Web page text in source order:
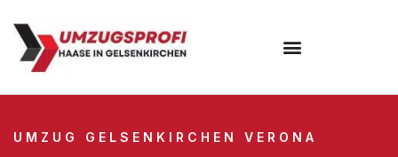
UMZUG GELSENKIRCHEN VERONA